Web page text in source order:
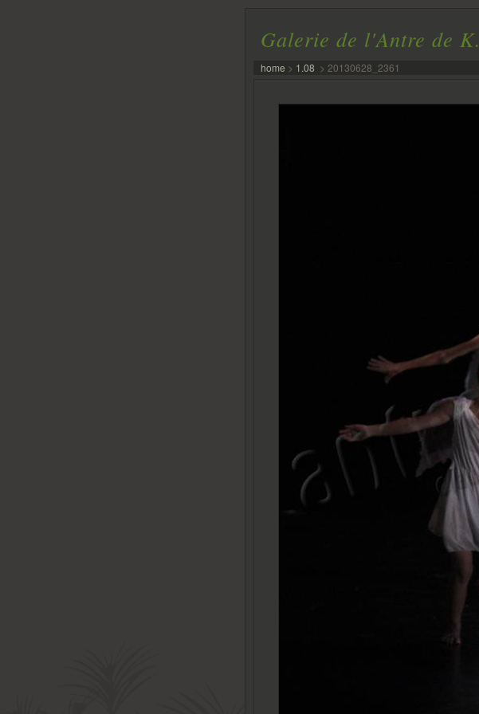
Galerie de l'Antre de K.
home > 1.08 > 20130628_2361